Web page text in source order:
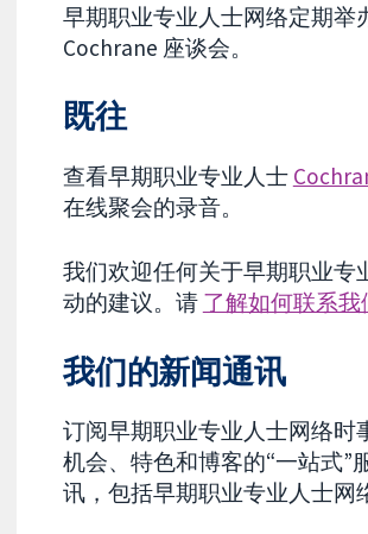
早期职业专业人士网络定期举
Cochrane 座谈会。
既往
查看早期职业专业人士
在线聚会的录音。
我们欢迎任何关于早期职业专
动的建议。请 了解如何联系我
我们的新闻通讯
订阅早期职业专业人士网络时
机会、特色和博客的“一站式”
讯，包括早期职业专业人士网